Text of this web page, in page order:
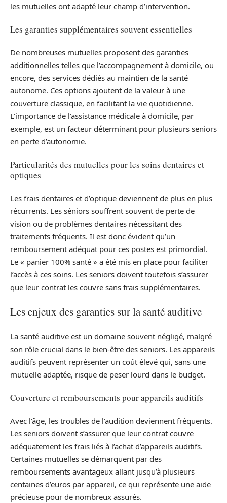
les mutuelles ont adapté leur champ d’intervention.
Les garanties supplémentaires souvent essentielles
De nombreuses mutuelles proposent des garanties
additionnelles telles que l’accompagnement à domicile, ou
encore, des services dédiés au maintien de la santé
autonome. Ces options ajoutent de la valeur à une
couverture classique, en facilitant la vie quotidienne.
L’importance de l’assistance médicale à domicile, par
exemple, est un facteur déterminant pour plusieurs seniors
en perte d’autonomie.
Particularités des mutuelles pour les soins dentaires et
optiques
Les frais dentaires et d’optique deviennent de plus en plus
récurrents. Les séniors souffrent souvent de perte de
vision ou de problèmes dentaires nécessitant des
traitements fréquents. Il est donc évident qu’un
remboursement adéquat pour ces postes est primordial.
Le « panier 100% santé » a été mis en place pour faciliter
l’accès à ces soins. Les seniors doivent toutefois s’assurer
que leur contrat les couvre sans frais supplémentaires.
Les enjeux des garanties sur la santé auditive
La santé auditive est un domaine souvent négligé, malgré
son rôle crucial dans le bien-être des seniors. Les appareils
auditifs peuvent représenter un coût élevé qui, sans une
mutuelle adaptée, risque de peser lourd dans le budget.
Couverture et remboursements pour appareils auditifs
Avec l’âge, les troubles de l’audition deviennent fréquents.
Les seniors doivent s’assurer que leur contrat couvre
adéquatement les frais liés à l’achat d’appareils auditifs.
Certaines mutuelles se démarquent par des
remboursements avantageux allant jusqu’à plusieurs
centaines d’euros par appareil, ce qui représente une aide
précieuse pour de nombreux assurés.